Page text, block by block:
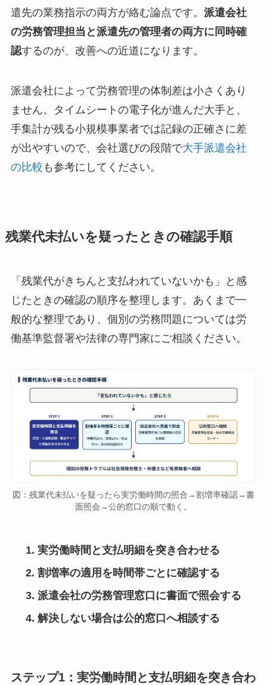
遣先の業務指示の両方が絡む論点です。 派遣会社
の労務管理担当と派遣先の管理者の両方に同時確
認するのが、改善への近道になります。
派遣会社によって労務管理の体制差は小さくあり
ません。タイムシートの電子化が進んだ大手と、
手集計が残る小規模事業者では記録の正確さに差
が出やすいので、会社選びの段階で大手派遣会社
の比較 も参考にしてください。
残業代未払いを疑ったときの確認手順
「残業代がきちんと支払われていないかも」と感
じたときの確認の順序を整理します。あくまで一
般的な整理であり、個別の労務問題については労
働基準監督署や法律の専門家にご相談ください。
図：残業代未払いを疑ったら実労働時間の照合→割増率確認→書
面照会→公的窓口の順で動く。
実労働時間と支払明細を突き合わせる
割増率の適用を時間帯ごとに確認する
派遣会社の労務管理窓口に書面で照会する
解決しない場合は公的窓口へ相談する
ステップ1：実労働時間と支払明細を突き合わ